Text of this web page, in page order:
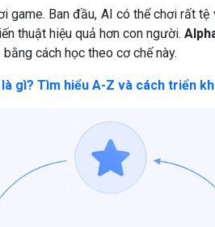
game. Ban đầu, AI có thể chơi rất
thuật hiệu quả hơn con người.
cách học theo cơ chế này.
gì? Tìm hiểu A-Z và cách triển